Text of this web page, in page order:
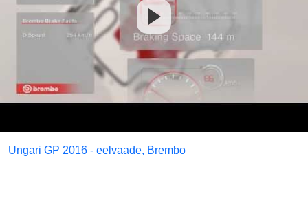
Ungari GP 2016 - eelvaade, Brembo